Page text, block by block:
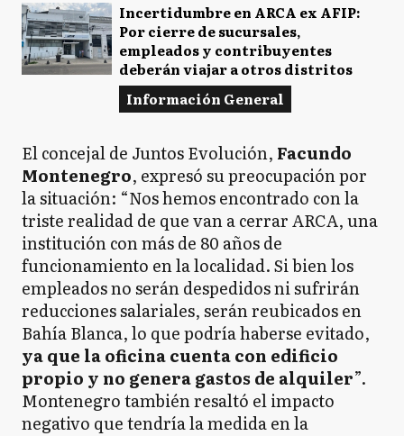
Incertidumbre en ARCA ex AFIP:
Por cierre de sucursales,
empleados y contribuyentes
deberán viajar a otros distritos
Información General
El concejal de Juntos Evolución, Facundo
Montenegro, expresó su preocupación por
la situación: “Nos hemos encontrado con la
triste realidad de que van a cerrar ARCA, una
institución con más de 80 años de
funcionamiento en la localidad. Si bien los
empleados no serán despedidos ni sufrirán
reducciones salariales, serán reubicados en
Bahía Blanca, lo que podría haberse evitado,
ya que la oficina cuenta con edificio
propio y no genera gastos de alquiler”.
Montenegro también resaltó el impacto
negativo que tendría la medida en la